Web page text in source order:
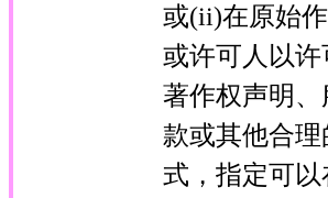
或(ii)在原始
或许可人以许
著作权声明、
款或其他合理
式，指定可以